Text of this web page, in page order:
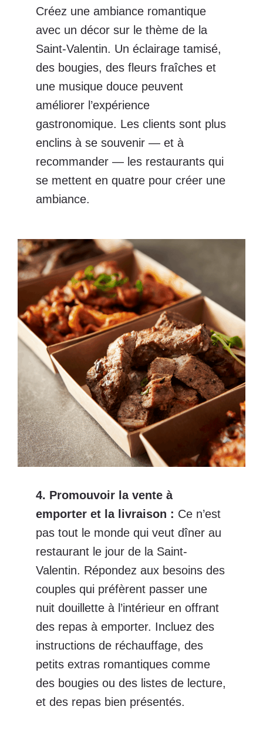
Créez une ambiance romantique
avec un décor sur le thème de la
Saint-Valentin. Un éclairage tamisé,
des bougies, des fleurs fraîches et
une musique douce peuvent
améliorer l’expérience
gastronomique. Les clients sont plus
enclins à se souvenir — et à
recommander — les restaurants qui
se mettent en quatre pour créer une
ambiance.
4. Promouvoir la vente à
emporter et la livraison : Ce n’est
pas tout le monde qui veut dîner au
restaurant le jour de la Saint-
Valentin. Répondez aux besoins des
couples qui préfèrent passer une
nuit douillette à l’intérieur en offrant
des repas à emporter. Incluez des
instructions de réchauffage, des
petits extras romantiques comme
des bougies ou des listes de lecture,
et des repas bien présentés.